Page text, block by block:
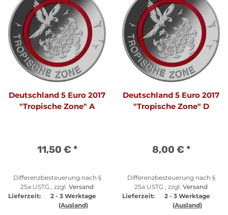
Deutschland 5 Euro 2017
"Tropische Zone" A
11,50 € *
Differenzbesteuerung nach §
25a USTG , zzgl. Versand
Lieferzeit:
2 - 3 Werktage
(Ausland)
Deutschland 5 Euro 2017
"Tropische Zone" D
8,00 € *
Differenzbesteuerung nach §
25a USTG , zzgl. Versand
Lieferzeit:
2 - 3 Werktage
(Ausland)